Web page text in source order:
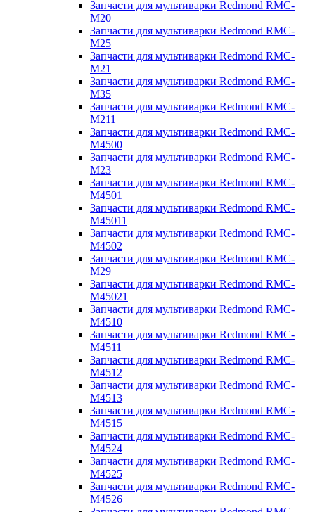
Запчасти для мультиварки Redmond RMC-
M20
Запчасти для мультиварки Redmond RMC-
M25
Запчасти для мультиварки Redmond RMC-
M21
Запчасти для мультиварки Redmond RMC-
M35
Запчасти для мультиварки Redmond RMC-
M211
Запчасти для мультиварки Redmond RMC-
M4500
Запчасти для мультиварки Redmond RMC-
M23
Запчасти для мультиварки Redmond RMC-
M4501
Запчасти для мультиварки Redmond RMC-
M45011
Запчасти для мультиварки Redmond RMC-
M4502
Запчасти для мультиварки Redmond RMC-
M29
Запчасти для мультиварки Redmond RMC-
M45021
Запчасти для мультиварки Redmond RMC-
M4510
Запчасти для мультиварки Redmond RMC-
M4511
Запчасти для мультиварки Redmond RMC-
M4512
Запчасти для мультиварки Redmond RMC-
M4513
Запчасти для мультиварки Redmond RMC-
M4515
Запчасти для мультиварки Redmond RMC-
M4524
Запчасти для мультиварки Redmond RMC-
M4525
Запчасти для мультиварки Redmond RMC-
M4526